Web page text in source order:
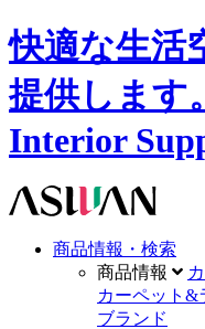
快適な生活
提供します
Interior
商品情報・検索
商品情報
カーペット&
ブランド